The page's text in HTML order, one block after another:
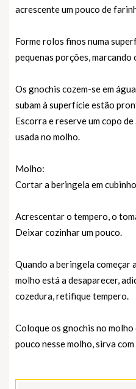
acrescente um pouco de
Forme rolos finos numa
pequenas porções,
Os gnochis cozem-se em
subam à superfície estão
Escorra e reserve um copo
usada no molho.
Molho:
Cortar a beringela em
Acrescentar o tempero, o
Deixar cozinhar um pouco.
Quando a beringela começar
molho está a desaparecer,
cozedura, retifique tempero.
Coloque os gnochis no
pouco nesse molho, sirva